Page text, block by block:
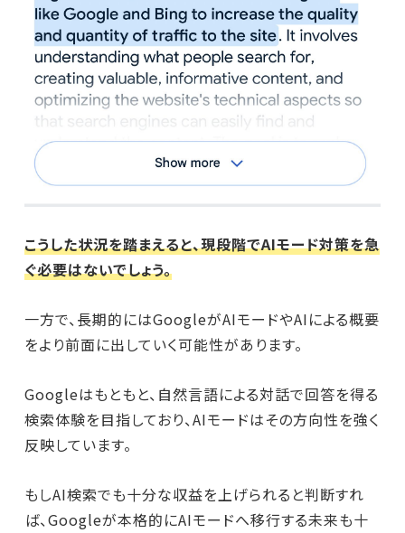
こうした状況を踏まえると、現段階でAIモード対策を急
ぐ必要はないでしょう。
一方で、長期的にはGoogleがAIモードやAIによる概要
をより前面に出していく可能性があります。
Googleはもともと、自然言語による対話で回答を得る
検索体験を目指しており、AIモードはその方向性を強く
反映しています。
もしAI検索でも十分な収益を上げられると判断すれ
ば、Googleが本格的にAIモードへ移行する未来も十